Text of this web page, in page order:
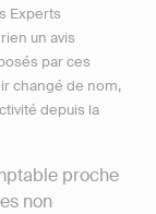
Experts
un avis
par ces
changé de nom,
depuis la
proche
non